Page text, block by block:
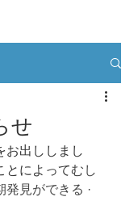
せ
お出ししまし
とによってむし
見ができる ·